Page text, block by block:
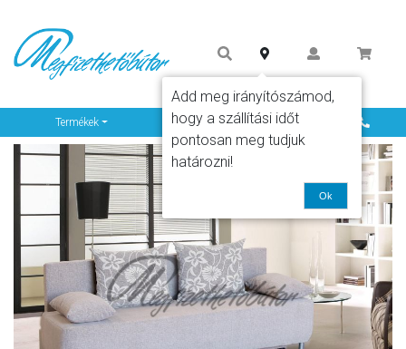
Termékek Info
Add meg irányítószámod,
hogy a szállítási időt
pontosan meg tudjuk
határozni!
Ok